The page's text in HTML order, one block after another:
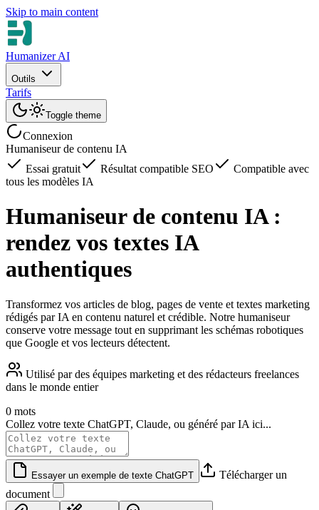
Skip to main content
Humanizer AI
Outils
Tarifs
Toggle theme
Connexion
Humaniseur de contenu IA
Essai gratuit
Résultat compatible SEO
Compatible avec
tous les modèles IA
Humaniseur de contenu IA :
rendez vos textes IA
authentiques
Transformez vos articles de blog, pages de vente et textes marketing
rédigés par IA en contenu naturel et crédible. Notre humaniseur
conserve votre message tout en supprimant les schémas robotiques
que Google et vos lecteurs détectent.
Utilisé par des équipes marketing et des rédacteurs freelances
dans le monde entier
0 mots
Collez votre texte ChatGPT, Claude, ou généré par IA ici...
Essayer un exemple de texte ChatGPT
Télécharger un
document